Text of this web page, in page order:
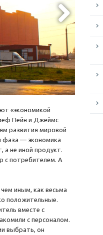
Next
«экономикой
Пейн и Джеймс
развития мировой
фаза — экономика
а не иной продукт.
с потребителем. А
иным, как весьма
положительные.
вместе с
с персоналом.
выбрать, он